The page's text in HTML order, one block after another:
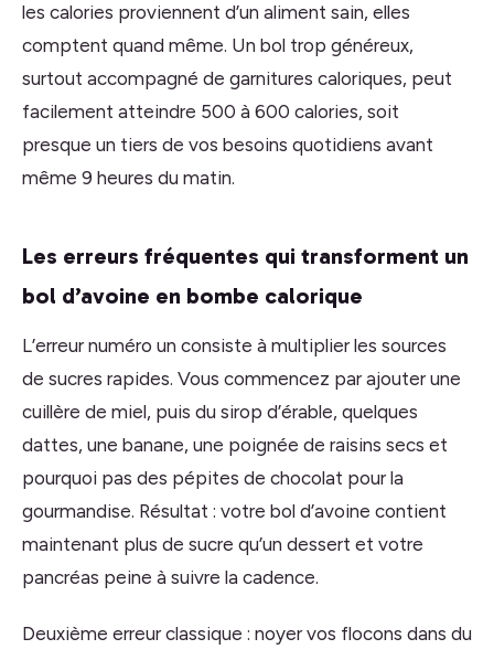
les calories proviennent d’un aliment sain, elles
comptent quand même. Un bol trop généreux,
surtout accompagné de garnitures caloriques, peut
facilement atteindre 500 à 600 calories, soit
presque un tiers de vos besoins quotidiens avant
même 9 heures du matin.
Les erreurs fréquentes qui transforment un
bol d’avoine en bombe calorique
L’erreur numéro un consiste à multiplier les sources
de sucres rapides. Vous commencez par ajouter une
cuillère de miel, puis du sirop d’érable, quelques
dattes, une banane, une poignée de raisins secs et
pourquoi pas des pépites de chocolat pour la
gourmandise. Résultat : votre bol d’avoine contient
maintenant plus de sucre qu’un dessert et votre
pancréas peine à suivre la cadence.
Deuxième erreur classique : noyer vos flocons dans du